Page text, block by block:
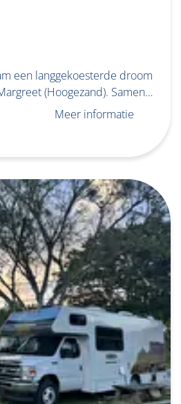
een langgekoesterde droom
(Hoogezand). Samen…
Meer informatie